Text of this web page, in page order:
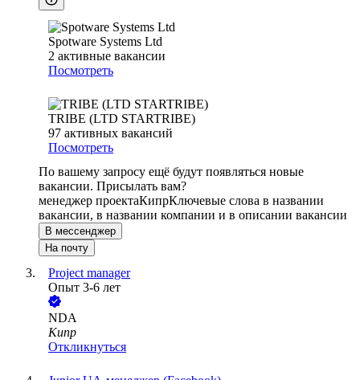
Spotware Systems Ltd
2 активные вакансии
Посмотреть
TRIBE (LTD STARTRIBE)
97 активных вакансий
Посмотреть
По вашему запросу ещё будут появляться новые
вакансии. Присылать вам?
менеджер проектаКипрКлючевые слова в названии
вакансии, в названии компании и в описании вакансии
В мессенджер
На почту
Project manager
Опыт 3-6 лет
NDA
Кипр
Откликнуться